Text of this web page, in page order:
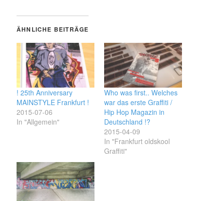
ÄHNLICHE BEITRÄGE
! 25th Anniversary
MAINSTYLE Frankfurt !
2015-07-06
In "Allgemein"
Who was first.. Welches
war das erste Graffiti /
Hip Hop Magazin in
Deutschland !?
2015-04-09
In "Frankfurt oldskool
Graffiti"